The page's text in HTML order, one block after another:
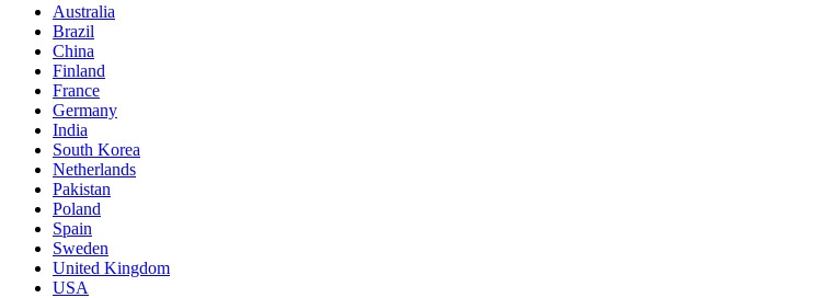
Australia
Brazil
China
Finland
France
Germany
India
South Korea
Netherlands
Pakistan
Poland
Spain
Sweden
United Kingdom
USA